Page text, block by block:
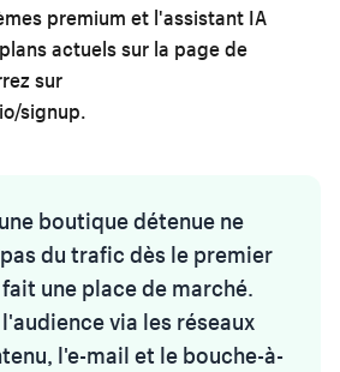
premium et l'assistant IA
actuels sur la page de
sur
signup.
une boutique détenue ne
du trafic dès le premier
une place de marché.
via les réseaux
l'e-mail et le bouche-à-